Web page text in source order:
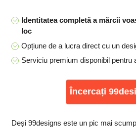
Identitatea completă a mărcii
loc
Opțiune de a lucra direct cu un
Serviciu premium disponibil pentru
Încercați
Deși 99designs este un pic mai